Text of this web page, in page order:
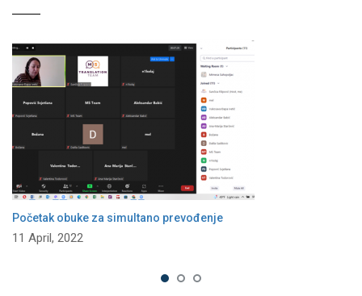
Početak obuke za simultano prevođenje
11 April, 2022